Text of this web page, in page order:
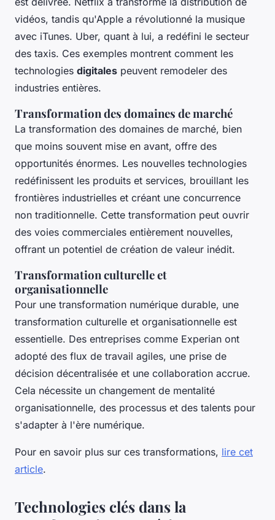
vidéos, tandis qu'Apple a révolutionné la musique
avec iTunes. Uber, quant à lui, a redéfini le secteur
des taxis. Ces exemples montrent comment les
technologies digitales peuvent remodeler des
industries entières.
Transformation des domaines de marché
La transformation des domaines de marché, bien
que moins souvent mise en avant, offre des
opportunités énormes. Les nouvelles technologies
redéfinissent les produits et services, brouillant les
frontières industrielles et créant une concurrence
non traditionnelle. Cette transformation peut ouvrir
des voies commerciales entièrement nouvelles,
offrant un potentiel de création de valeur inédit.
Transformation culturelle et
organisationnelle
Pour une transformation numérique durable, une
transformation culturelle et organisationnelle est
essentielle. Des entreprises comme Experian ont
adopté des flux de travail agiles, une prise de
décision décentralisée et une collaboration accrue.
Cela nécessite un changement de mentalité
organisationnelle, des processus et des talents pour
s'adapter à l'ère numérique.
Pour en savoir plus sur ces transformations, lire cet
article.
Technologies clés dans la